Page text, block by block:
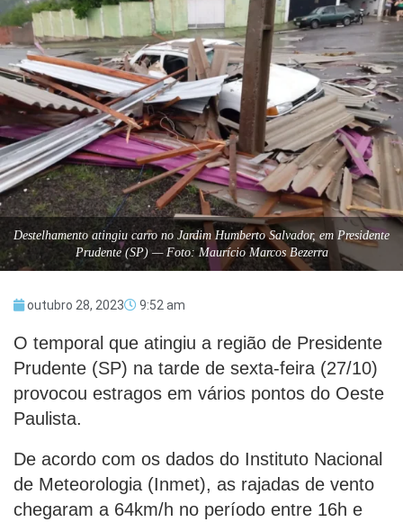
Destelhamento atingiu carro no Jardim Humberto Salvador, em Presidente
Prudente (SP) — Foto: Maurício Marcos Bezerra
outubro 28, 2023 9:52 am
O temporal que atingiu a região de Presidente
Prudente (SP) na tarde de sexta-feira (27/10)
provocou estragos em vários pontos do Oeste
Paulista.
De acordo com os dados do Instituto Nacional
de Meteorologia (Inmet), as rajadas de vento
chegaram a 64km/h no período entre 16h e